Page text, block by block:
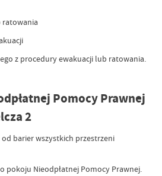
z procedury ewakuacji lub ratowania.
Pomocy Prawnej
2
barier wszystkich przestrzeni
Nieodpłatnej Pomocy Prawnej.